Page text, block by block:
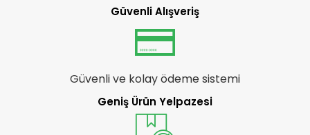
Güvenli Alışveriş
Güvenli ve kolay ödeme sistemi
Geniş Ürün Yelpazesi